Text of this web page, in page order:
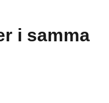
i samma